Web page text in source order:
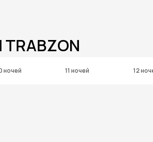
TRABZON
ночей 11 ночей 12